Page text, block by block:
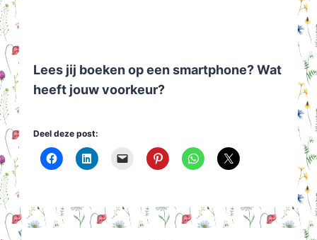
Lees jij boeken op een smartphone? Wat
heeft jouw voorkeur?
Deel deze post: